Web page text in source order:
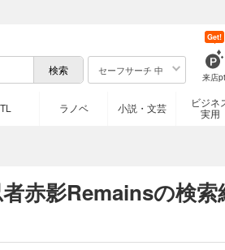
セーフサーチ 中
来店pt
Get!
TL ラノベ 小説・文芸
ビジネ
実用
赤影Remainsの検索